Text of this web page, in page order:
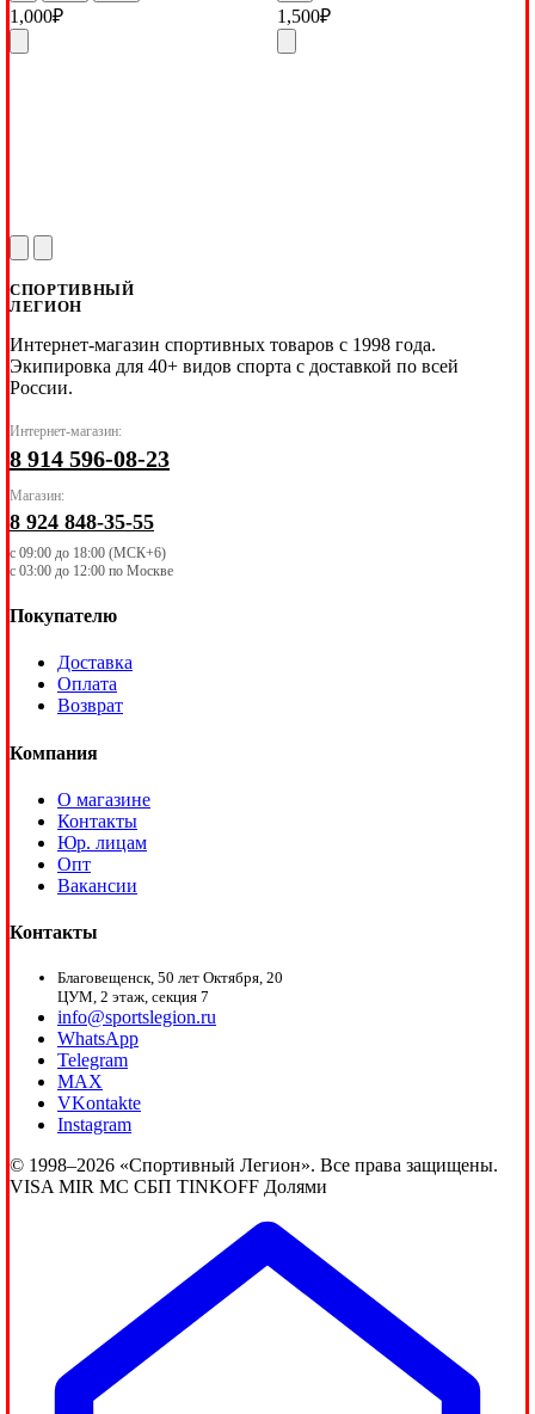
1,000₽ 1,500₽
СПОРТИВНЫЙ
ЛЕГИОН
Интернет-магазин спортивных товаров с 1998 года.
Экипировка для 40+ видов спорта с доставкой по всей
России.
Интернет-магазин:
8 914 596-08-23
Магазин:
8 924 848-35-55
с 09:00 до 18:00 (МСК+6)
с 03:00 до 12:00 по Москве
Покупателю
Доставка
Оплата
Возврат
Компания
О магазине
Контакты
Юр. лицам
Опт
Вакансии
Контакты
Благовещенск, 50 лет Октября, 20
ЦУМ, 2 этаж, секция 7
info@sportslegion.ru
WhatsApp
Telegram
MAX
VKontakte
Instagram
© 1998–2026 «Спортивный Легион». Все права защищены.
VISA MIR MC СБП TINKOFF Долями